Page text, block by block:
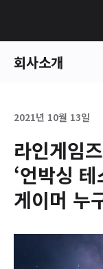
회사소개
2021년 10월 13일
라인게임
‘언박싱
게이머 누